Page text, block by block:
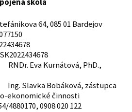
škola
64, 085 01 Bardejov
Eva Kurnátová, PhD.,
Slavka Bobáková, zástupca
ekonomické činnosti
0908 020 122